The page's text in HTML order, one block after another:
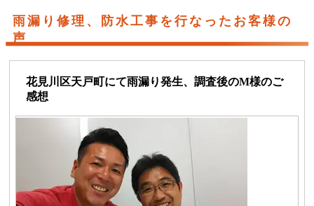
雨漏り修理、防水工事を行なったお客様の
声
花見川区天戸町にて雨漏り発生、調査後のM様のご
感想